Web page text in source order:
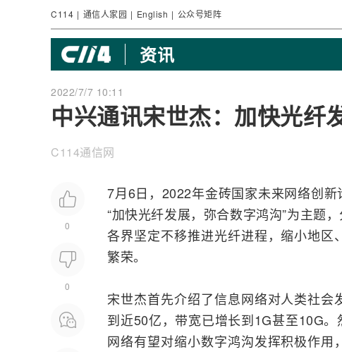
C114 | 通信人家园 | English | 公众号矩阵
资讯
2022/7/7 10:11
中兴通讯宋世杰：加快光纤
C114通信网
0
0
7月6日，2022年金砖国家未来网络创新
“加快光纤发展，弥合数字鸿沟”为主题
各界坚定不移推进光纤进程，缩小地
繁荣。
宋世杰首先介绍了信息网络对人类社会
到近50亿，带宽已增长到1G甚至10G
网络有望对缩小数字鸿沟发挥积极作用